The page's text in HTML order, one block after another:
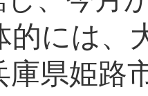
的には、
庫県姫路